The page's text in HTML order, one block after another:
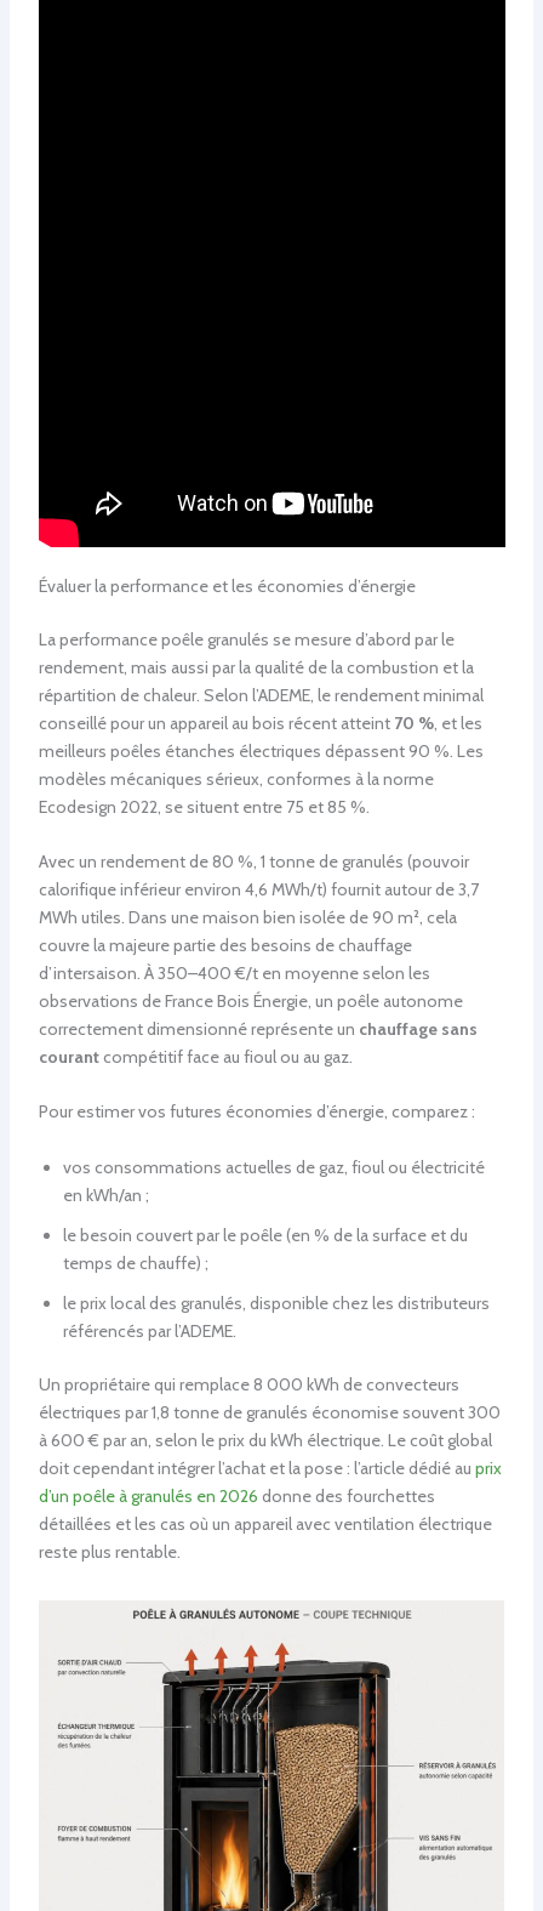
Évaluer la performance et les économies d’énergie
La performance poêle granulés se mesure d’abord par le
rendement, mais aussi par la qualité de la combustion et la
répartition de chaleur. Selon l’ADEME, le rendement minimal
conseillé pour un appareil au bois récent atteint 70 %, et les
meilleurs poêles étanches électriques dépassent 90 %. Les
modèles mécaniques sérieux, conformes à la norme
Ecodesign 2022, se situent entre 75 et 85 %.
Avec un rendement de 80 %, 1 tonne de granulés (pouvoir
calorifique inférieur environ 4,6 MWh/t) fournit autour de 3,7
MWh utiles. Dans une maison bien isolée de 90 m², cela
couvre la majeure partie des besoins de chauffage
d’intersaison. À 350–400 €/t en moyenne selon les
observations de France Bois Énergie, un poêle autonome
correctement dimensionné représente un chauffage sans
courantcompétitif face au fioul ou au gaz.
Pour estimer vos futures économies d’énergie, comparez :
vos consommations actuelles de gaz, fioul ou électricité
en kWh/an ;
le besoin couvert par le poêle (en % de la surface et du
temps de chauffe) ;
le prix local des granulés, disponible chez les distributeurs
référencés par l’ADEME.
Un propriétaire qui remplace 8 000 kWh de convecteurs
électriques par 1,8 tonne de granulés économise souvent 300
à 600 € par an, selon le prix du kWh électrique. Le coût global
doit cependant intégrer l’achat et la pose : l’article dédié au prix
d’un poêle à granulés en 2026 donne des fourchettes
détaillées et les cas où un appareil avec ventilation électrique
reste plus rentable.